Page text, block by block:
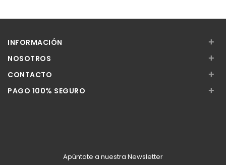
INFORMACIÓN +
NOSOTROS +
CONTACTO +
PAGO 100% SEGURO +
Apúntate a nuestra Newsletter